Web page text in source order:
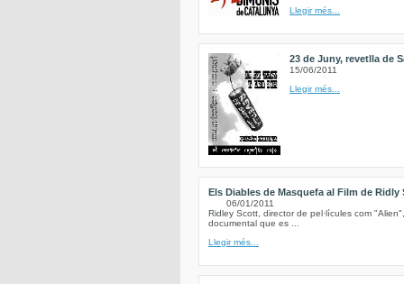
Llegir més...
23 de Juny, revetlla de
15/06/2011
Llegir més...
Els Diables de Masquefa al Film de Ridly
06/01/2011
Ridley Scott, director de pel·lícules com
documental que es ...
Llegir més...